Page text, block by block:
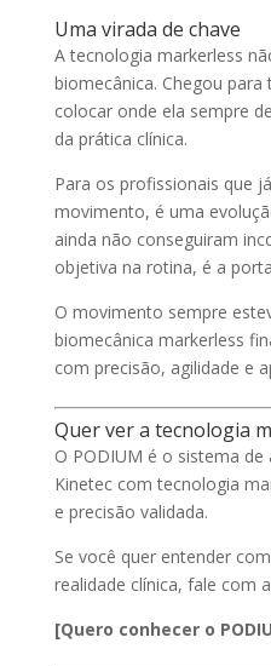
Uma virada de chave
A tecnologia markerless
biomecânica. Chegou
colocar onde ela sempre
da prática clínica.
Para os profissionais que
movimento, é uma
ainda não conseguiram
objetiva na rotina, é a
O movimento sempre
biomecânica markerless
com precisão, agilidade e
Quer ver a tecnologia
O PODIUM é o sistema
Kinetec com tecnologia
e precisão validada.
Se você quer entender
realidade clínica, fale com
[Quero conhecer o